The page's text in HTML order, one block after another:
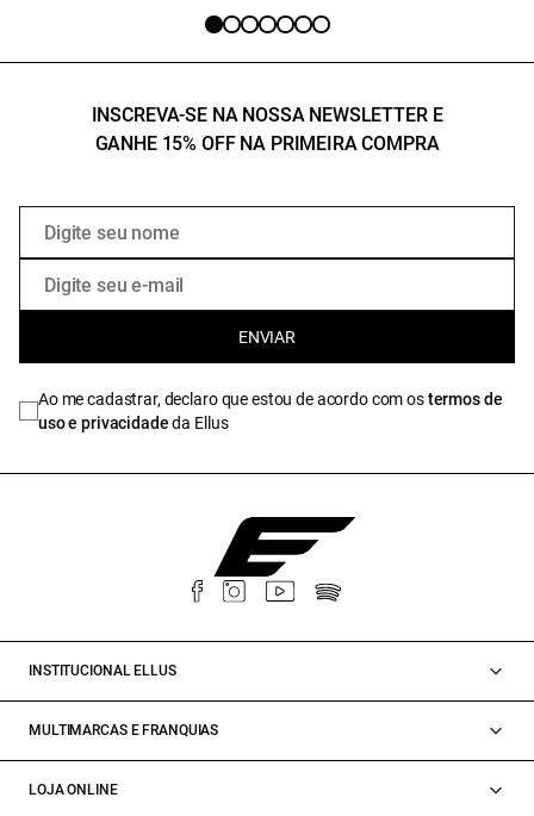
INSCREVA-SE NA NOSSA NEWSLETTER E
GANHE 15% OFF NA PRIMEIRA COMPRA
ENVIAR
Ao me cadastrar, declaro que estou de acordo com ostermos de
uso e privacidadeda Ellus
INSTITUCIONAL ELLUS
MULTIMARCAS E FRANQUIAS
LOJA ONLINE